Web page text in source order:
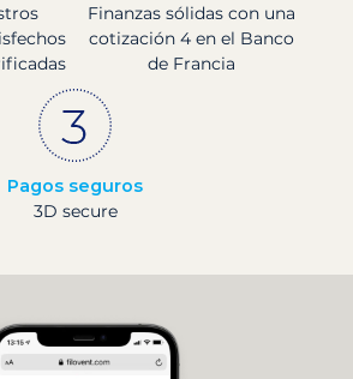
Finanzas sólidas con una
cotización 4 en el Banco
de Francia
Pagos seguros
3D secure